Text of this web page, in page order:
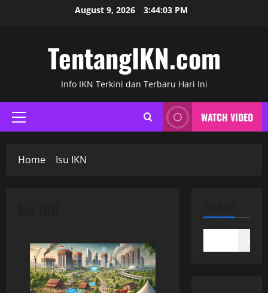
August 9, 2026 3:44:04 PM
TentangIKN.com
Info IKN Terkini dan Terbaru Hari Ini
Primary
Menu
WATCH VIDEO
Home Isu IKN